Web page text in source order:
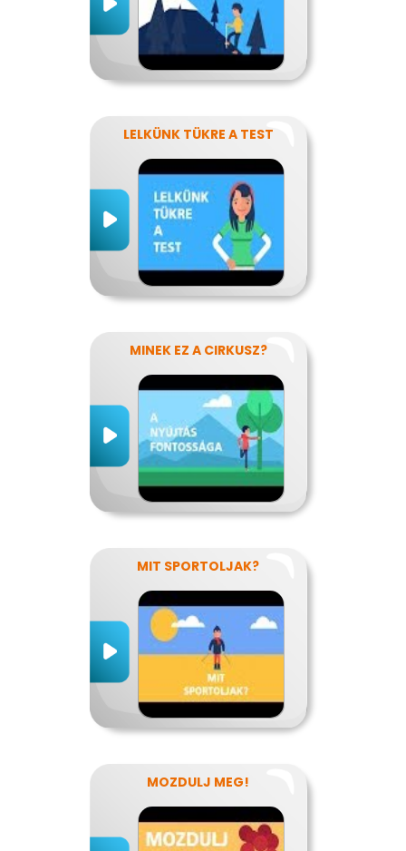
LELKÜNK TÜKRE A TEST
MINEK EZ A CIRKUSZ?
MIT SPORTOLJAK?
MOZDULJ MEG!